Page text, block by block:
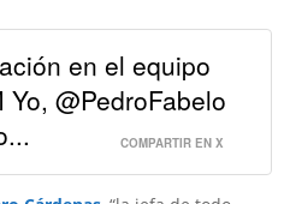
en el equipo
@PedroFabelo
COMPARTIR EN X